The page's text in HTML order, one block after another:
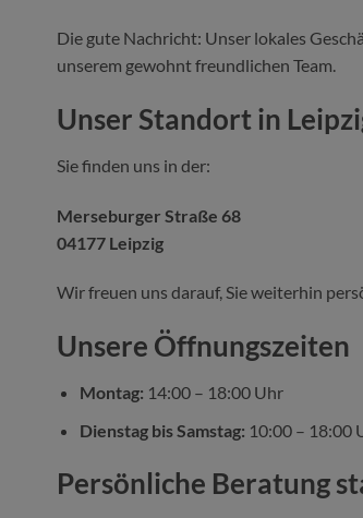
Die gute Nachricht: Unser lokales
unserem gewohnt freundlichen Team.
Unser Standort in
Sie finden uns in der:
Merseburger Straße 68
04177 Leipzig
Wir freuen uns darauf, Sie weiterhin
Unsere Öffnungszeiten
Montag: 14:00 – 18:00 Uhr
Dienstag bis Samstag: 10:00 – 18:00
Persönliche Beratung